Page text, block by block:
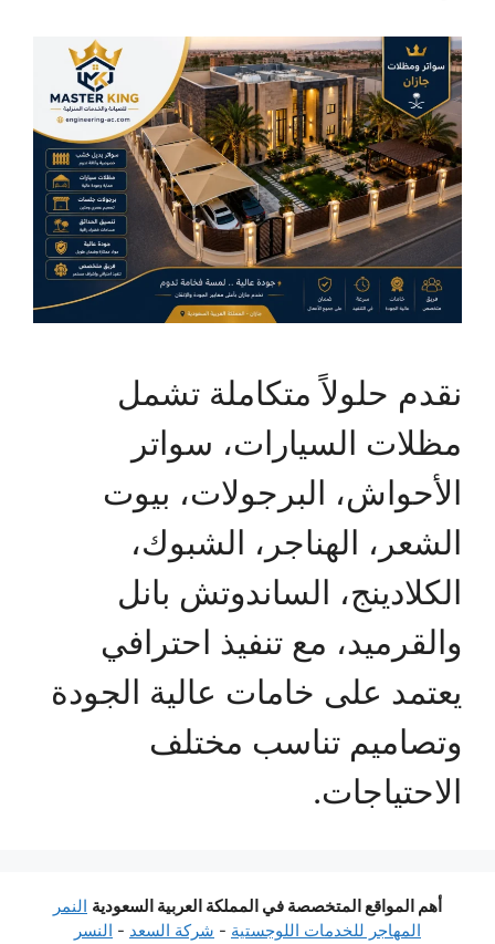
نقدم حلولاً متكاملة تشمل
مظلات السيارات، سواتر
الأحواش، البرجولات، بيوت
الشعر، الهناجر، الشبوك،
الكلادينج، الساندوتش بانل
والقرميد، مع تنفيذ احترافي
يعتمد على خامات عالية الجودة
وتصاميم تناسب مختلف
الاحتياجات.
أهم المواقع المتخصصة في المملكة العربية السعودية النمر
المهاجر للخدمات اللوجستية - شركة السعد - النسر